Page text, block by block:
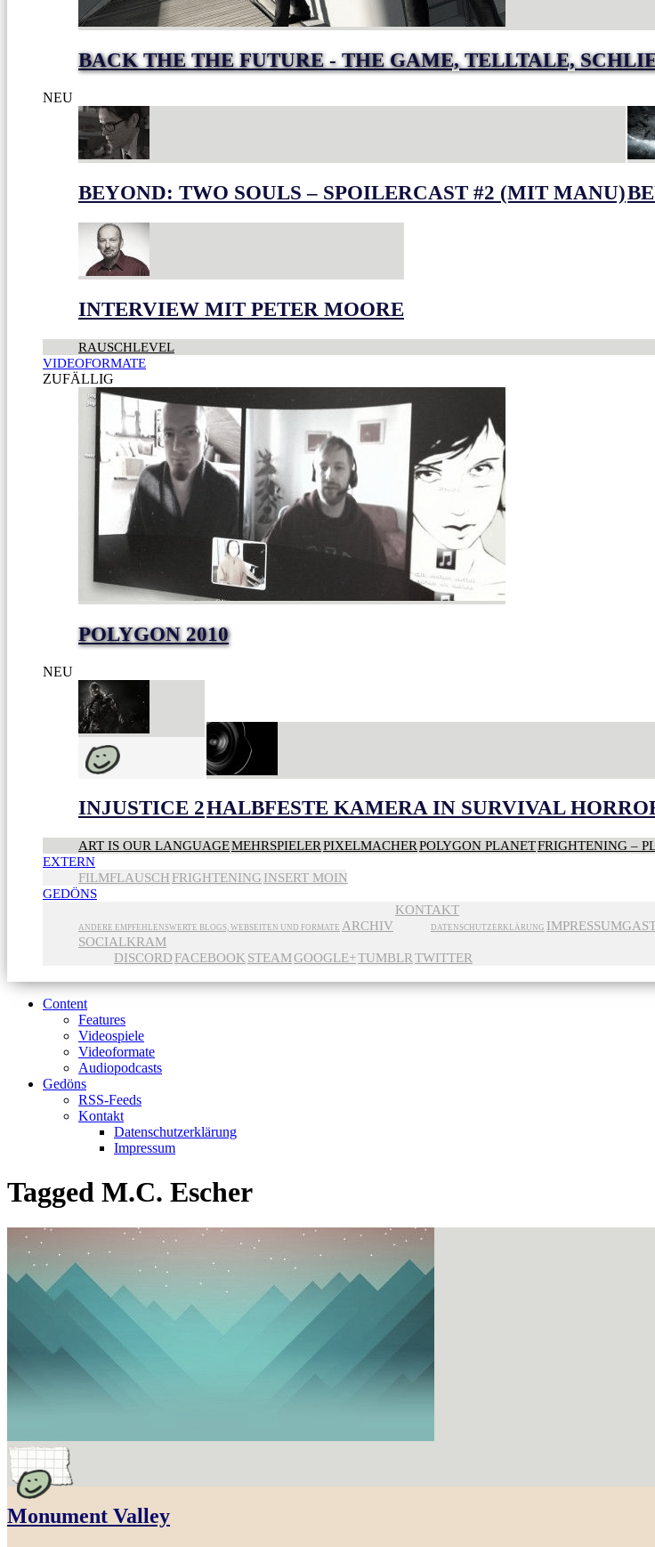
BACK THE THE FUTURE - THE GAME, TELLTALE,
NEU
BEYOND: TWO SOULS – SPOILERCAST #2 (MIT MANU)
INTERVIEW MIT PETER MOORE
RAUSCHLEVEL
VIDEOFORMATE
ZUFÄLLIG
POLYGON 2010
NEU
INJUSTICE 2HALBFESTE KAMERA IN SURVIVAL
ART IS OUR LANGUAGEMEHRSPIELERPIXELMACHERPOLYGON PLANETFRIGHTENING –
EXTERN
FILMFLAUSCH FRIGHTENING INSERT MOIN
GEDÖNS
ANDERE EMPFEHLENSWERTE BLOGS, WEBSEITEN UND FORMATE ARCHIV
KONTAKT
DATENSCHUTZERKLÄRUNG IMPRESSUM
SOCIALKRAM
DISCORD FACEBOOK STEAMGOOGLE+TUMBLRTWITTER
Content
Features
Videospiele
Videoformate
Audiopodcasts
Gedöns
RSS-Feeds
Kontakt
Datenschutzerklärung
Impressum
Tagged M.C. Escher
Monument Valley